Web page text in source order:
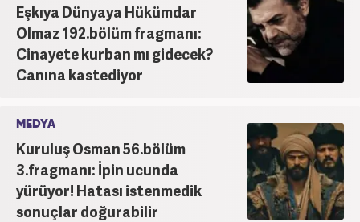
Eşkıya Dünyaya Hükümdar
Olmaz 192.bölüm fragmanı:
Cinayete kurban mı gidecek?
Canına kastediyor
MEDYA
Kuruluş Osman 56.bölüm
3.fragmanı: İpin ucunda
yürüyor! Hatası istenmedik
sonuçlar doğurabilir